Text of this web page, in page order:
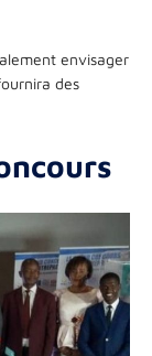
envisager
des